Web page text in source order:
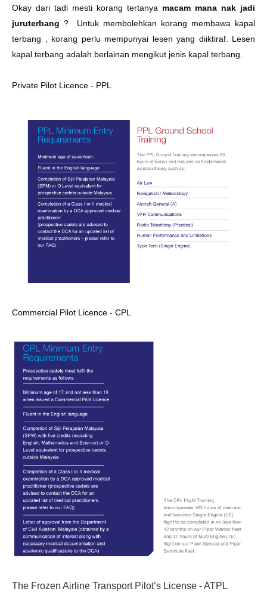
Okay dari tadi mesti korang tertanya macam mana nak jadi
juruterbang ?
Untuk membolehkan korang membawa kapal
terbang , korang perlu mempunyai lesen yang diiktiraf. Lesen
kapal terbang adalah berlainan mengikut jenis kapal terbang.
Private Pilot Licence - PPL
Commercial Pilot Licence - CPL
The Frozen Airline Transport Pilot’s License - ATPL